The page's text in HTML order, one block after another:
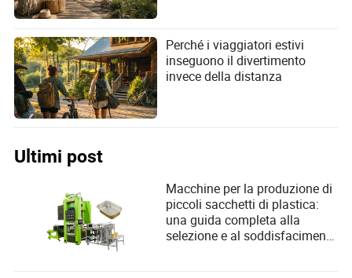
Perché i viaggiatori estivi
inseguono il divertimento
invece della distanza
Ultimi post
Macchine per la produzione di
piccoli sacchetti di plastica:
una guida completa alla
selezione e al soddisfacimento